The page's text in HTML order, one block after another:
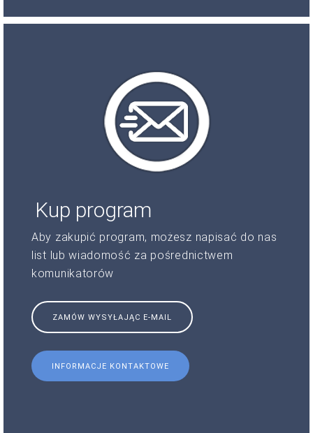
Kup program
Aby zakupić program, możesz napisać do nas
list lub wiadomość za pośrednictwem
komunikatorów
ZAMÓW WYSYŁAJĄC E-MAIL
INFORMACJE KONTAKTOWE